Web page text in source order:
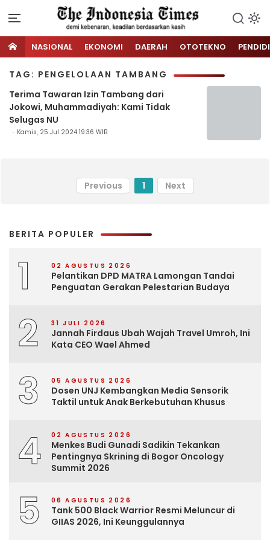
NASIONAL EKONOMI DAERAH OTOTEKNO
TAG: PENGELOLAAN TAMBANG
Terima Tawaran Izin Tambang dari
Jokowi, Muhammadiyah: Kami Tidak
Selugas NU
Kamis, 25 Jul 2024 19:36 WIB
Previous 1 Next
BERITA POPULER
1 02 AGUSTUS 2026
Pelantikan DPD MATRA Lamongan Tandai
Penguatan Gerakan Pelestarian Budaya
2 31 JULI 2026
Jannah Firdaus Ubah Wajah Travel Umroh, Ini
Kata CEO Wael Ahmed
3 05 AGUSTUS 2026
Dosen UNJ Kembangkan Media Sensorik
Taktil untuk Anak Berkebutuhan Khusus
4 02 AGUSTUS 2026
Menkes Budi Gunadi Sadikin Tekankan
Pentingnya Skrining di Bogor Oncology
Summit 2026
5 06 AGUSTUS 2026
Tank 500 Black Warrior Resmi Meluncur di
GIIAS 2026, Ini Keunggulannya